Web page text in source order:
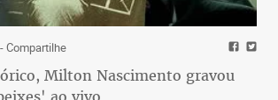
- Compartilhe
Milton Nascimento gravou